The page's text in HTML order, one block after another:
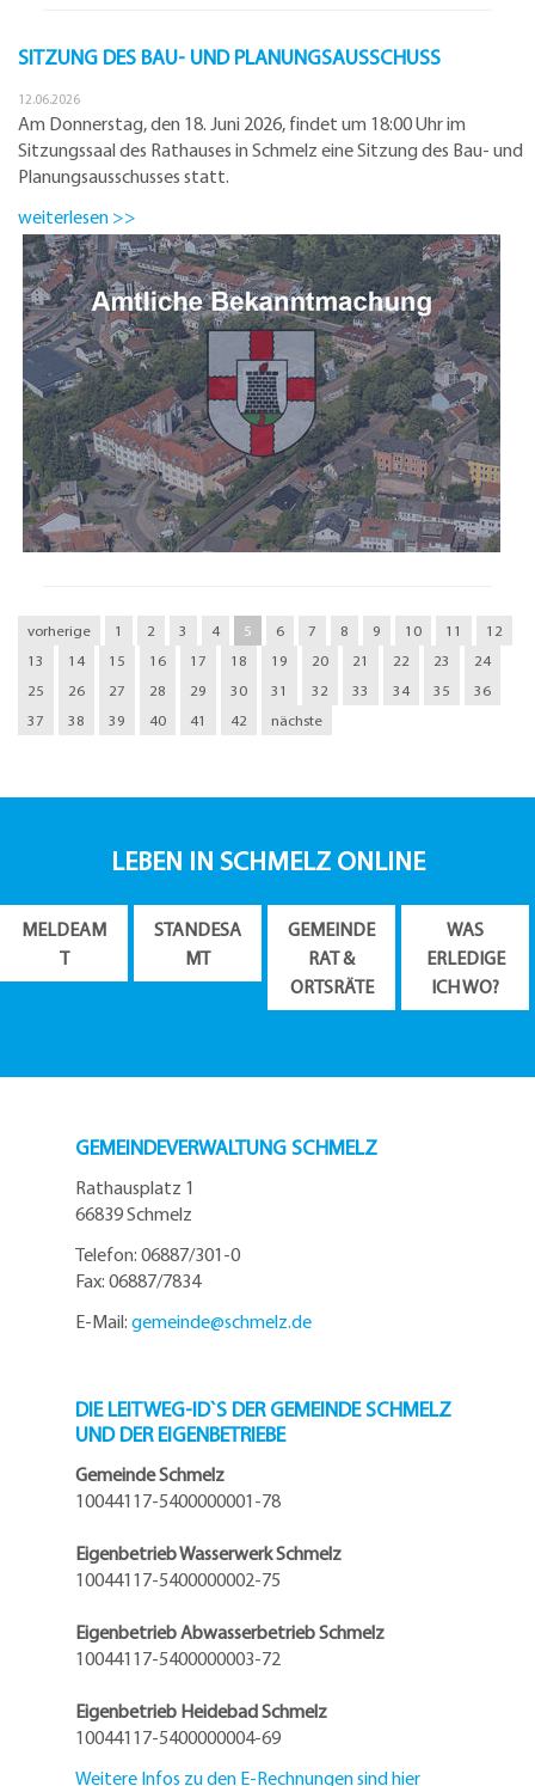
SITZUNG DES BAU- UND PLANUNGSAUSSCHUSS
12.06.2026
Am Donnerstag, den 18. Juni 2026, findet um 18:00 Uhr im
Sitzungssaal des Rathauses in Schmelz eine Sitzung des Bau- und
Planungsausschusses statt.
weiterlesen >>
vorherige 1 2 3 4 5 6 7 8 9 10 11
12
13
14 15 16 17 18 19 20 21 22 23
24
25
26 27 28 29 30 31 32 33 34 35
36
37
38 39 40 41 42 nächste
LEBEN IN SCHMELZ ONLINE
MELDEAM
T
STANDESA
MT
GEMEINDE
RAT &
ORTSRÄTE
WAS
ERLEDIGE
ICH WO?
GEMEINDEVERWALTUNG SCHMELZ
Rathausplatz 1
66839 Schmelz
Telefon: 06887/301-0
Fax: 06887/7834
E-Mail: gemeinde@schmelz.de
DIE LEITWEG-ID`S DER GEMEINDE SCHMELZ
UND DER EIGENBETRIEBE
Gemeinde Schmelz
10044117-5400000001-78
Eigenbetrieb Wasserwerk Schmelz
10044117-5400000002-75
Eigenbetrieb Abwasserbetrieb Schmelz
10044117-5400000003-72
Eigenbetrieb Heidebad Schmelz
10044117-5400000004-69
Weitere Infos zu den E-Rechnungen sind hier